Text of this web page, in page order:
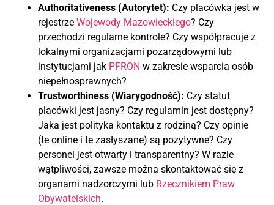
Authoritativeness (Autorytet): Czy placówka jest w
rejestrzeWojewody Mazowieckiego? Czy
przechodzi regularne kontrole? Czy współpracuje z
lokalnymi organizacjami pozarządowymi lub
instytucjami jak PFRON w zakresie wsparcia osób
niepełnosprawnych?
Trustworthiness (Wiarygodność): Czy statut
placówki jest jasny? Czy regulamin jest dostępny?
Jaka jest polityka kontaktu z rodziną? Czy opinie
(te online i te zasłyszane) są pozytywne? Czy
personel jest otwarty i transparentny? W razie
wątpliwości, zawsze można skontaktować się z
organami nadzorczymi lub Rzecznikiem Praw
Obywatelskich.